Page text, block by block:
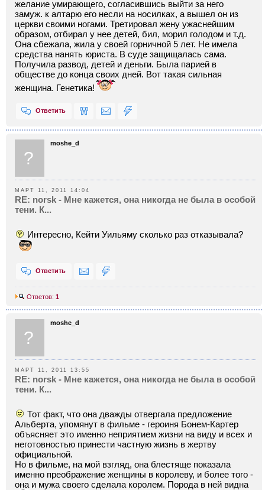
желание умирающего, согласившись выйти за него
замуж. к алтарю его несли на носилках, а вышел он из
церкви своими ногами. Третировал жену ужаснейшим
образом, отбирал у нее детей, бил, морил голодом и т.д.
Она сбежала, жила у своей горничной 5 лет. Не имела
средства нанять юриста. В суде защищалась сама.
Получила развод, детей и деньги. Была парией в
обществе до конца своих дней. Вот такая сильная
женщина. Генетика!
Ответить
?
moshe_d
МАРТ 11, 2011 14:04
RE: norsk - Мне кажется, она никогда не была в особой
тени. К...
Интересно, Кейти Уильяму сколько раз отказывала?
Ответить
Ответов: 1
?
moshe_d
МАРТ 11, 2011 13:55
RE: norsk - Мне кажется, она никогда не была в особой
тени. К...
Тот факт, что она дважды отвергала предложение
Альберта, упомянут в фильме - героиня Бонем-Картер
объясняет это именно неприятием жизни на виду и всех и
неготовностью принести частную жизнь в жертву
официальной.
Но в фильме, на мой взгляд, она блестяще показала
именно преображение женщины в королеву, и более того -
она и мужа своего сделала королем. Порода в ней видна